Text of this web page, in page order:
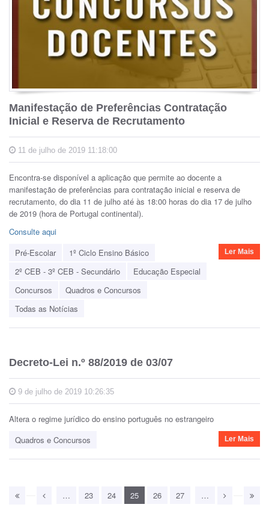
Manifestação de Preferências Contratação
Inicial e Reserva de Recrutamento
11 de julho de 2019 11:18:00
Encontra-se disponível a aplicação que permite ao docente a
manifestação de preferências para contratação inicial e reserva de
recrutamento, do dia 11 de julho até às 18:00 horas do dia 17 de julho
de 2019 (hora de Portugal continental).
Consulte aqui
Pré-Escolar
1º Ciclo Ensino Básico
2º CEB - 3º CEB - Secundário
Educação Especial
Concursos
Quadros e Concursos
Todas as Notícias
Ler Mais
Decreto-Lei n.º 88/2019 de 03/07
9 de julho de 2019 10:26:35
Altera o regime jurídico do ensino português no estrangeiro
Quadros e Concursos
Ler Mais
… 23 24 25 26 27 …